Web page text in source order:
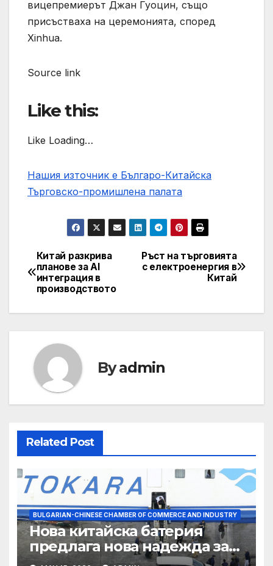
вицепремиерът Джан Гуоцин, също
присъстваха на церемонията, според
Xinhua.
Source link
Like this:
Like Loading…
Нашия източник е Българо-Китайска
Търговско-промишлена палaта
Post
navigation
Ръст на търговията
с електроенергия в
Китай
Китай разкрива
планове за AI
интеграция в
производството
Byadmin
Related Post
BULGARIAN-CHINESE CHAMBER OF COMMERCE AND INDUSTRY
Нова китайска батерия
предлага нова надежда за
съхранение на водород